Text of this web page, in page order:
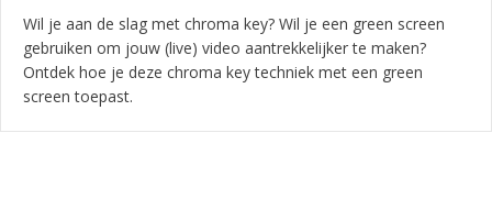
Wil je aan de slag met chroma key? Wil je een green screen
gebruiken om jouw (live) video aantrekkelijker te maken?
Ontdek hoe je deze chroma key techniek met een green
screen toepast.